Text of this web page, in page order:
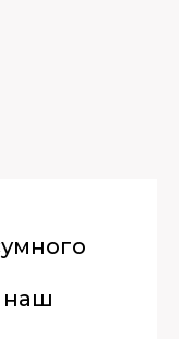
наш